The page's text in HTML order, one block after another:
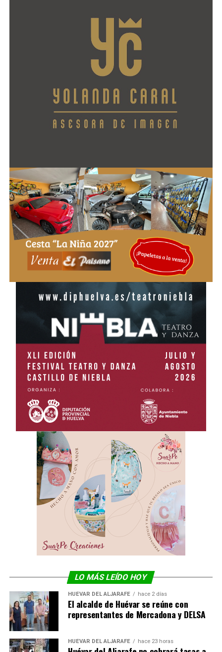
LO MÁS LEÍDO HOY
HUÉVAR DEL ALJARAFE hace 2 días
El alcalde de Huévar se reúne con
representantes de Mercadona y DELSA
HUÉVAR DEL ALJARAFE hace 23 horas